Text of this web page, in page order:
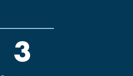
3